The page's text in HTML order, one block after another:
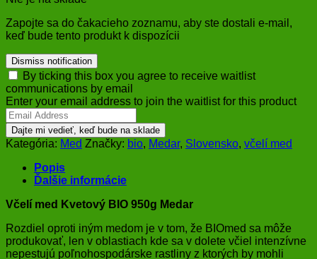
Zapojte sa do čakacieho zoznamu, aby ste dostali e-mail,
keď bude tento produkt k dispozícii
Dismiss notification
By ticking this box you agree to receive waitlist
communications by email
Enter your email address to join the waitlist for this product
Dajte mi vedieť, keď bude na sklade
Kategória: Med Značky: bio, Medar, Slovensko, včelí med
Popis
Ďalšie informácie
Včelí med Kvetový BIO 950g Medar
Rozdiel oproti iným medom je v tom, že BIOmed sa môže
produkovať, len v oblastiach kde sa v dolete včiel intenzívne
nepestujú poľnohospodárske rastliny z ktorých by mohli